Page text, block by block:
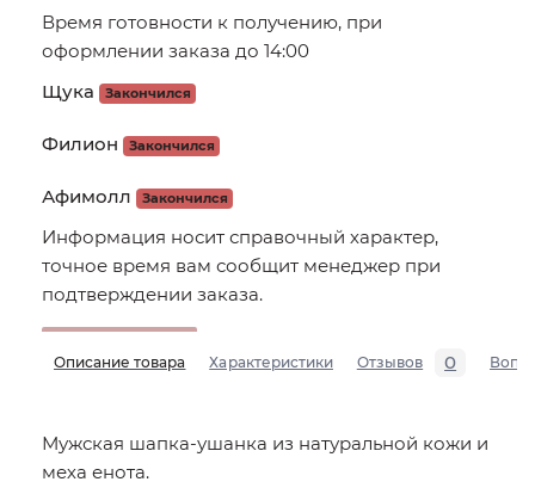
Время готовности к получению, при
оформлении заказа до 14:00
Щука
Закончился
Филион Закончился
Афимолл Закончился
Информация носит справочный характер,
точное время вам сообщит менеджер при
подтверждении заказа.
Описание товара Характеристики Отзывов 0
Мужская шапка-ушанка из натуральной кожи и
меха енота.